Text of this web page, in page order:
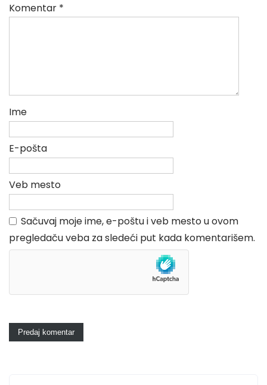
Komentar *
Ime
E-pošta
Veb mesto
Sačuvaj moje ime, e-poštu i veb mesto u ovom
pregledaču veba za sledeći put kada komentarišem.